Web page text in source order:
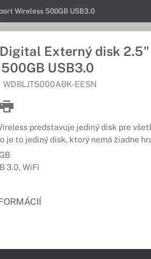
Wireless 500GB USB3.0
Externý disk
USB3.0
WDBLJT5000ABK-EESN
predstavuje jediný disk pre
je to jediný disk, ktorý nemá žiadne
3.0, WiFi